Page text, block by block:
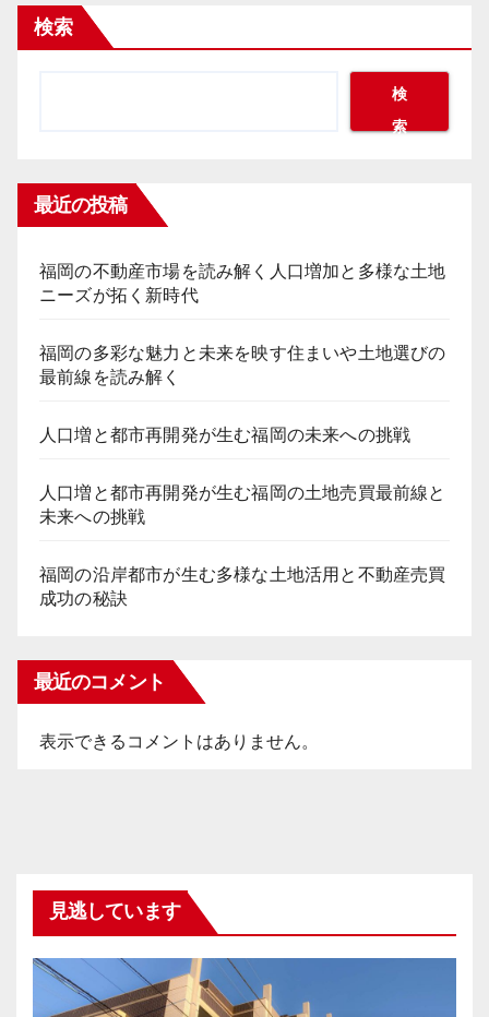
ペ
り
検索
検
索
最近の投稿
福岡の不動産市場を読み解く人口増加と多様な土地
ニーズが拓く新時代
福岡の多彩な魅力と未来を映す住まいや土地選びの
最前線を読み解く
人口増と都市再開発が生む福岡の未来への挑戦
人口増と都市再開発が生む福岡の土地売買最前線と
未来への挑戦
福岡の沿岸都市が生む多様な土地活用と不動産売買
成功の秘訣
最近のコメント
表示できるコメントはありません。
見逃しています